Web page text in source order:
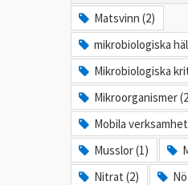
Matsvinn (2)
mikrobiologiska
Mikrobiologiska
Mikroorganismer
Mobila
Musslor (1)
Nitrat (2)